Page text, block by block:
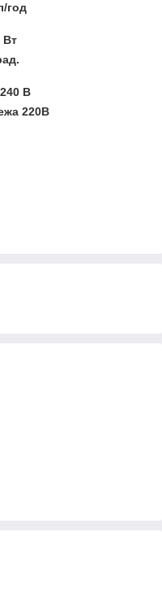
год
Вт
В
220В